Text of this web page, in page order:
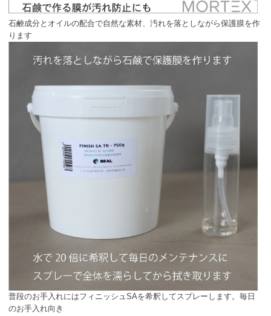
石鹸成分とオイルの配合で自然な素材、汚れを落としながら保護膜を作
ります
普段のお手入れにはフィニッシュSAを希釈してスプレーします。毎日
のお手入れ向き